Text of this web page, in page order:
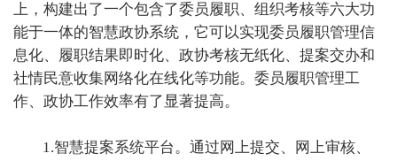
上，构建出了一个包含了委员履职、组织考核等六大功
能于一体的智慧政协系统，它可以实现委员履职管理信
息化、履职结果即时化、政协考核无纸化、提案交办和
社情民意收集网络化在线化等功能。委员履职管理工
作、政协工作效率有了显著提高。
1.智慧提案系统平台。通过网上提交、网上审核、